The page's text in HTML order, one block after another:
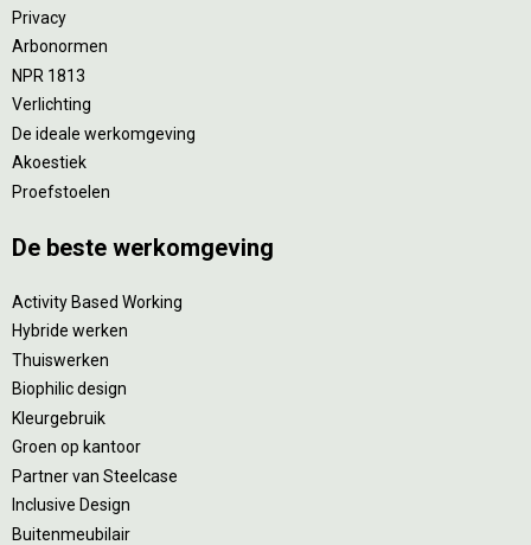
Privacy
Arbonormen
NPR 1813
Verlichting
De ideale werkomgeving
Akoestiek
Proefstoelen
De beste werkomgeving
Activity Based Working
Hybride werken
Thuiswerken
Biophilic design
Kleurgebruik
Groen op kantoor
Partner van Steelcase
Inclusive Design
Buitenmeubilair